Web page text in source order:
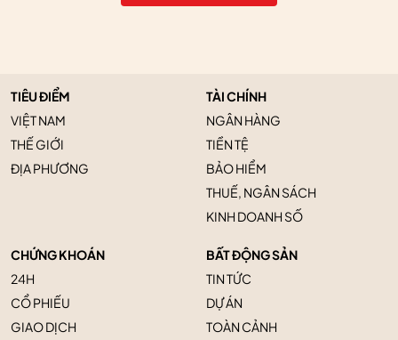
TIÊU ĐIỂM
VIỆT NAM
THẾ GIỚI
ĐỊA PHƯƠNG
TÀI CHÍNH
NGÂN HÀNG
TIỀN TỆ
BẢO HIỂM
THUẾ, NGÂN SÁCH
KINH DOANH SỐ
CHỨNG KHOÁN
24H
CỔ PHIẾU
GIAO DỊCH
BẤT ĐỘNG SẢN
TIN TỨC
DỰ ÁN
TOÀN CẢNH